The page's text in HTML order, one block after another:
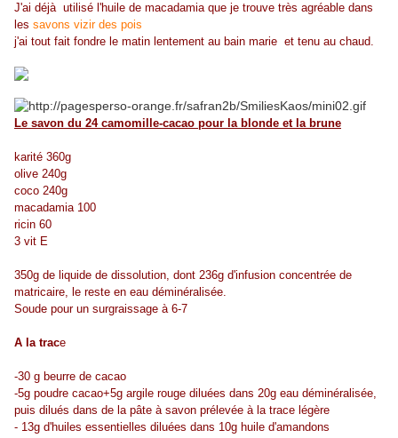
J'ai déjà utilisé l'huile de macadamia que je trouve très agréable dans
les savons vizir des pois
j'ai tout fait fondre le matin lentement au bain marie et tenu au chaud.
Le savon du 24 camomille-cacao pour la blonde et la brune
karité 360g
olive 240g
coco 240g
macadamia 100
ricin 60
3 vit E
350g de liquide de dissolution, dont 236g d'infusion concentrée de
matricaire, le reste en eau déminéralisée.
Soude pour un surgraissage à 6-7
A la trace
-30 g beurre de cacao
-5g poudre cacao+5g argile rouge diluées dans 20g eau déminéralisée,
puis dilués dans de la pâte à savon prélevée à la trace légère
- 13g d'huiles essentielles diluées dans 10g huile d'amandons